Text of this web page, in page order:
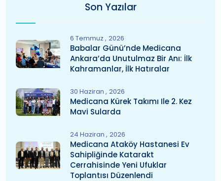
Son Yazılar
6 Temmuz 2026
Babalar Günü’nde Medicana
Ankara’da Unutulmaz Bir Anı: İlk
Kahramanlar, İlk Hatıralar
30 Haziran 2026
Medicana Kürek Takımı Ile 2. Kez
Mavi Sularda
24 Haziran 2026
Medicana Ataköy Hastanesi Ev
Sahipliğinde Katarakt
Cerrahisinde Yeni Ufuklar
Toplantısı Düzenlendi